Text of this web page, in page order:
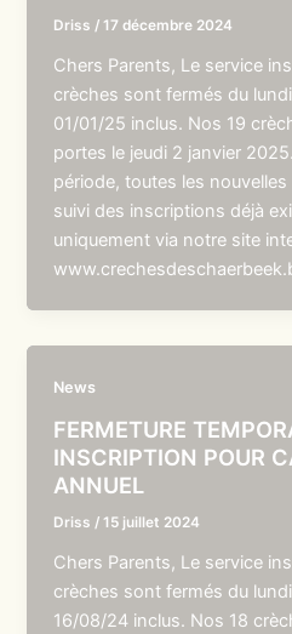
Driss /17 décembre 2024
Chers Parents, Le service
crèches sont fermés du
01/01/25 inclus. Nos 19
portes le jeudi 2 janvier
période, toutes les
suivi des inscriptions déjà
uniquement via notre site
News
FERMETURE
INSCRIPTION POUR
ANNUEL
Driss /15 juillet 2024
Chers Parents, Le service
crèches sont fermés du
16/08/24 inclus. Nos 18